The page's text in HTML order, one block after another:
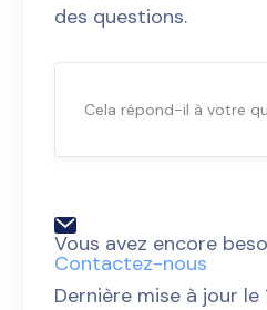
des questions.
Cela répond-il à votre
Vous avez encore
Contactez-nous
Dernière mise à jour le